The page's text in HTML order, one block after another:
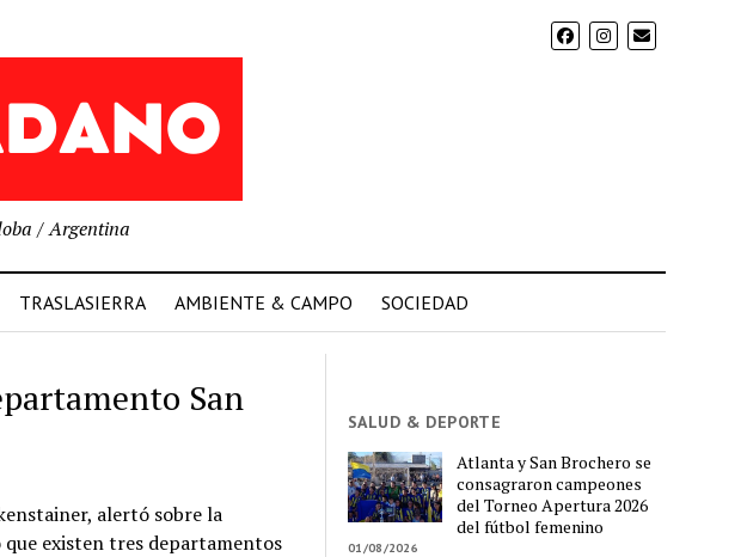
/ Argentina
TRASLASIERRA AMBIENTE & CAMPO SOCIEDAD
San
alertó sobre la
existen tres departamentos
SALUD & DEPORTE
Atlanta y San Brochero se
consagraron campeones
del Torneo Apertura 2026
del fútbol femenino
01/08/2026